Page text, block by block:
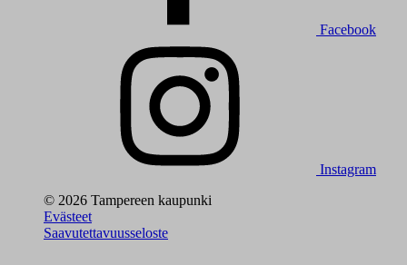
Facebook
Instagram
© 2026 Tampereen kaupunki
Evästeet
Saavutettavuusseloste